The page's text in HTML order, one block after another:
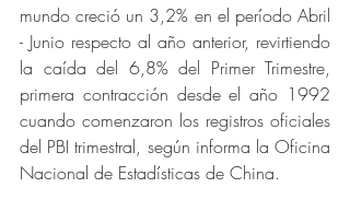
mundo creció un 3,2% en el período Abril
- Junio respecto al año anterior, revirtiendo
la caída del 6,8% del Primer Trimestre,
primera contracción desde el año 1992
cuando comenzaron los registros oficiales
del PBI trimestral, según informa la Oficina
Nacional de Estadísticas de China.